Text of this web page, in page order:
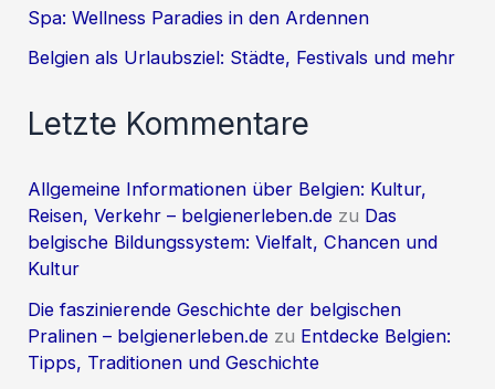
Spa: Wellness Paradies in den Ardennen
Belgien als Urlaubsziel: Städte, Festivals und mehr
Letzte Kommentare
Allgemeine Informationen über Belgien: Kultur,
Reisen, Verkehr – belgienerleben.de zu Das
belgische Bildungssystem: Vielfalt, Chancen und
Kultur
Die faszinierende Geschichte der belgischen
Pralinen – belgienerleben.de zu Entdecke Belgien:
Tipps, Traditionen und Geschichte